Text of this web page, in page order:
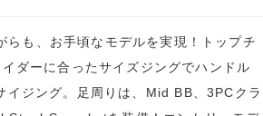
らも、お手頃なモデルを実現！トップチ
ダーに合ったサイズジングでハンドル
イジング。足周りは、Mid BB、3PCクラ